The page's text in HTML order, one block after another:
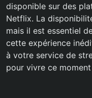
disponible sur des
Netflix. La
mais il est essentiel
cette expérience
à votre service de
pour vivre ce